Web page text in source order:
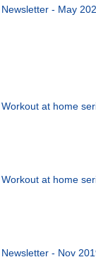
Newsletter - May
Workout at home
Workout at home
Newsletter - Nov